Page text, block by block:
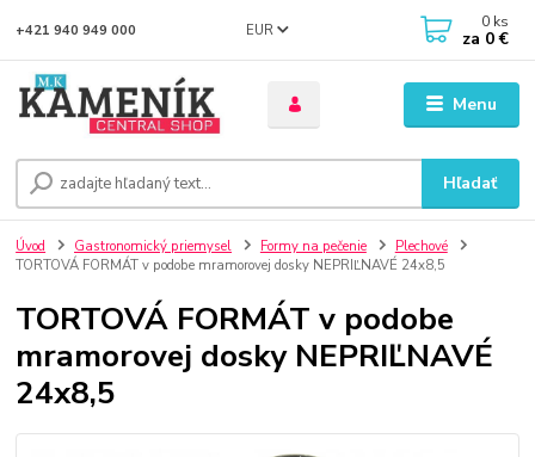
Menu
EUR
Hľadať
+421 940 949 000 0 ks
za 0 €
Úvod Gastronomický priemysel Formy na pečenie
Plechové
TORTOVÁ FORMÁT v podobe mramorovej dosky NEPRIĽNAVÉ 24x8,5
TORTOVÁ FORMÁT v podobe
mramorovej dosky NEPRIĽNAVÉ
24x8,5